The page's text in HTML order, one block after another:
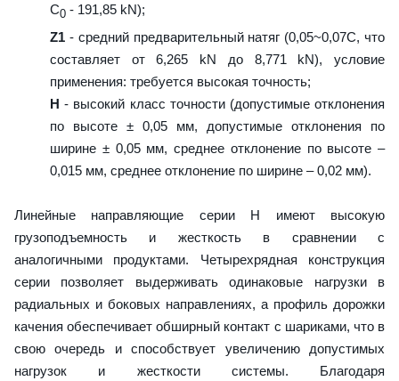
С0 - 191,85 kN);
Z1 - средний предварительный натяг (0,05~0,07C, что
составляет от 6,265 kN до 8,771 kN), условие
применения: требуется высокая точность;
H - высокий класс точности (допустимые отклонения
по высоте ± 0,05 мм, допустимые отклонения по
ширине ± 0,05 мм, среднее отклонение по высоте –
0,015 мм, среднее отклонение по ширине – 0,02 мм).
Линейные направляющие серии H имеют высокую
грузоподъемность и жесткость в сравнении с
аналогичными продуктами. Четырехрядная конструкция
серии позволяет выдерживать одинаковые нагрузки в
радиальных и боковых направлениях, а профиль дорожки
качения обеспечивает обширный контакт с шариками, что в
свою очередь и способствует увеличению допустимых
нагрузок и жесткости системы. Благодаря